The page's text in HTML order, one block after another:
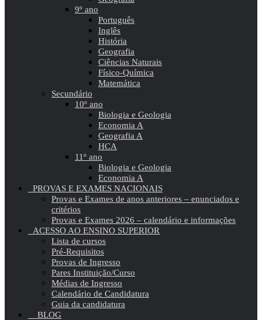
9º ano
Português
Inglês
História
Geografia
Ciências Naturais
Físico-Química
Matemática
Secundário
10º ano
Biologia e Geologia
Economia A
Geografia A
HCA
11º ano
Biologia e Geologia
Economia A
PROVAS E EXAMES NACIONAIS
Provas e Exames de anos anteriores – enunciados e
critérios
Provas e Exames 2026 – calendário e informações
ACESSO AO ENSINO SUPERIOR
Lista de cursos
Pré-Requisitos
Provas de Ingresso
Pares Instituição/Curso
Médias de Ingresso
Calendário de Candidatura
Guia da candidatura
BLOG